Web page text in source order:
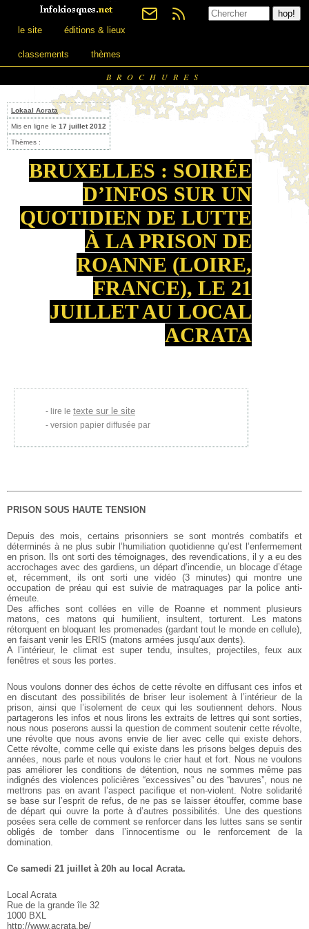
le site éditions & lieux
classements thèmes
BROCHURES
Lokaal Acrata
Mis en ligne le 17 juillet 2012
Thèmes :
BRUXELLES : SOIRÉE
D’INFOS SUR UN
QUOTIDIEN DE LUTTE
À LA PRISON DE
ROANNE (LOIRE,
FRANCE), LE 21
JUILLET AU LOCAL
ACRATA
lire le texte sur le site
version papier diffusée par
PRISON SOUS HAUTE TENSION
Depuis des mois, certains prisonniers se sont montrés combatifs et
déterminés à ne plus subir l’humiliation quotidienne qu’est l’enfermement
en prison. Ils ont sorti des témoignages, des revendications, il y a eu des
accrochages avec des gardiens, un départ d’incendie, un blocage d’étage
et, récemment, ils ont sorti une vidéo (3 minutes) qui montre une
occupation de préau qui est suivie de matraquages par la police anti-
émeute.
Des affiches sont collées en ville de Roanne et nomment plusieurs
matons, ces matons qui humilient, insultent, torturent. Les matons
rétorquent en bloquant les promenades (gardant tout le monde en cellule),
en faisant venir les ERIS (matons armées jusqu’aux dents).
A l’intérieur, le climat est super tendu, insultes, projectiles, feux aux
fenêtres et sous les portes.
Nous voulons donner des échos de cette révolte en diffusantces infos et
en discutant des possibilités de briser leur isolement à l’intérieur de la
prison, ainsi que l’isolement de ceux qui les soutiennent dehors. Nous
partagerons les infos et nous lirons les extraits de lettres qui sont sorties,
nous nous poserons aussi la question de comment soutenir cette révolte,
une révolte que nous avons envie de lier avec celle qui existe dehors.
Cette révolte, comme celle qui existe dans les prisons belges depuis des
années, nous parle et nous voulons le crier haut et fort. Nous ne voulons
pas améliorer les conditions de détention, nous ne sommes même pas
indignés des violences policières “excessives” ou des “bavures”, nous ne
mettrons pas en avant l’aspect pacifique et non-violent. Notre solidarité
se base sur l’esprit de refus, de ne pas se laisser étouffer, comme base
de départ qui ouvre la porte à d’autres possibilités. Une des questions
posées sera celle de comment se renforcer dans les luttes sans se sentir
obligés de tomber dans l’innocentisme ou le renforcement de la
domination.
Ce samedi 21 juillet à 20h au local Acrata.
Local Acrata
Rue de la grande île 32
1000 BXL
http://www.acrata.be/